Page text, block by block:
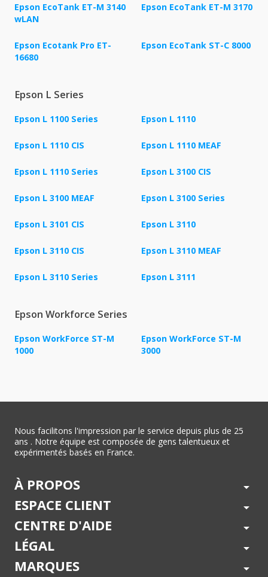
Epson EcoTank ET-M 3140
wLAN
Epson EcoTank ET-M 3170
Epson Ecotank Pro ET-
16680
Epson EcoTank ST-C 8000
Epson L Series
Epson L 1100 Series Epson L 1110
Epson L 1110 CIS Epson L 1110 MEAF
Epson L 1110 Series Epson L 3100 CIS
Epson L 3100 MEAF Epson L 3100 Series
Epson L 3101 CIS Epson L 3110
Epson L 3110 CIS Epson L 3110 MEAF
Epson L 3110 Series Epson L 3111
Epson Workforce Series
Epson WorkForce ST-M
1000
Epson WorkForce ST-M
3000
Nous facilitons l'impression par le service depuis plus de 25
ans . Notre équipe est composée de gens talentueux et
expérimentés basés en France.
À PROPOS arrow_drop_down
ESPACE CLIENT arrow_drop_down
CENTRE D'AIDE arrow_drop_down
LÉGAL arrow_drop_down
MARQUES arrow_drop_down